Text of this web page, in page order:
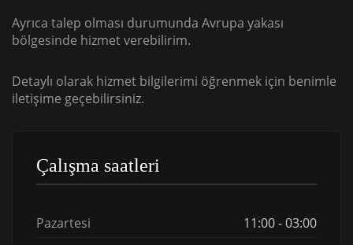
Ayrıca talep olması durumunda Avrupa yakası
bölgesinde hizmet verebilirim.
Detaylı olarak hizmet bilgilerimi öğrenmek için benimle
iletişime geçebilirsiniz.
Çalışma saatleri
Pazartesi
11:00 - 03:00